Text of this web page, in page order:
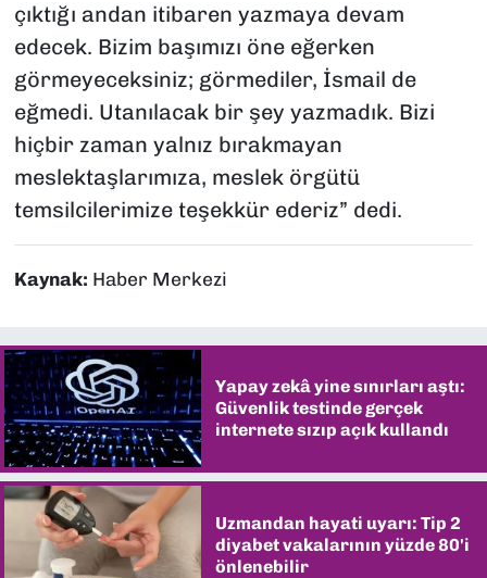
çıktığı andan itibaren yazmaya devam
edecek. Bizim başımızı öne eğerken
görmeyeceksiniz; görmediler, İsmail de
eğmedi. Utanılacak bir şey yazmadık. Bizi
hiçbir zaman yalnız bırakmayan
meslektaşlarımıza, meslek örgütü
temsilcilerimize teşekkür ederiz” dedi.
Kaynak: Haber Merkezi
Yapay zekâ yine sınırları aştı:
Güvenlik testinde gerçek
internete sızıp açık kullandı
Uzmandan hayati uyarı: Tip 2
diyabet vakalarının yüzde 80'i
önlenebilir